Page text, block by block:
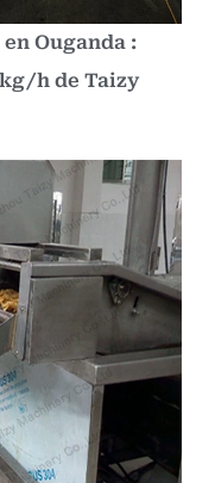
Ouganda :
h de Taizy